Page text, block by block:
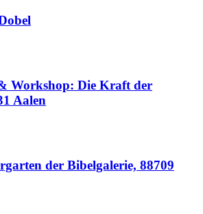
Workshop: Die Kraft der
Aalen
der Bibelgalerie, 88709